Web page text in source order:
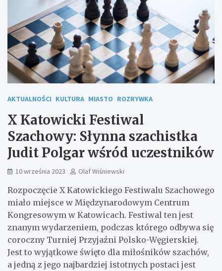
AKTUALNOŚCI KULTURA MIASTO ROZRYWKA
X Katowicki Festiwal
Szachowy: Słynna szachistka
Judit Polgar wśród uczestników
10 września 2023 Olaf Wiśniewski
Rozpoczęcie X Katowickiego Festiwalu Szachowego
miało miejsce w Międzynarodowym Centrum
Kongresowym w Katowicach. Festiwal ten jest
znanym wydarzeniem, podczas którego odbywa się
coroczny Turniej Przyjaźni Polsko-Węgierskiej.
Jest to wyjątkowe święto dla miłośników szachów,
a jedną z jego najbardziej istotnych postaci jest